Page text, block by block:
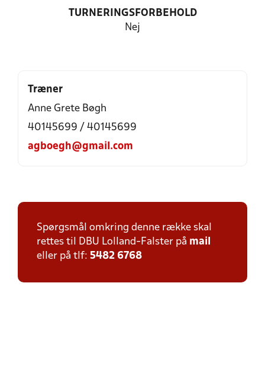
TURNERINGSFORBEHOLD
Nej
Træner
Anne Grete Bøgh
40145699 / 40145699
agboegh@gmail.com
Spørgsmål omkring denne række skal
rettes til DBU Lolland-Falster på mail
eller på tlf: 5482 6768